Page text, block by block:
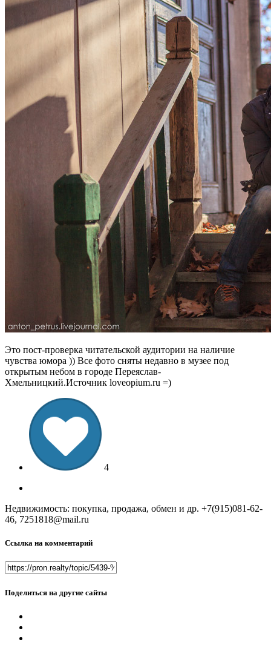
Это пост-проверка читательской аудитории на наличие
чувства юмора )) Все фото сняты недавно в музее под
открытым небом в городе Переяслав-
Хмельницкий.Источник loveopium.ru =)
4
Недвижимость: покупка, продажа, обмен и др. +7(915)081-62-
46, 7251818@mail.ru
Ссылка на комментарий
Поделиться на другие сайты